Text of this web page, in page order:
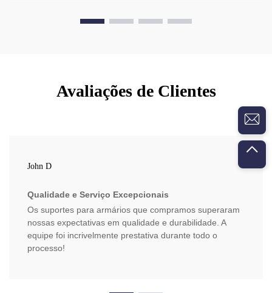
Avaliações de Clientes
John D
Qualidade e Serviço Excepcionais
Os suportes para armários que compramos superaram
nossas expectativas em qualidade e durabilidade. A
equipe foi incrivelmente prestativa durante todo o
processo!